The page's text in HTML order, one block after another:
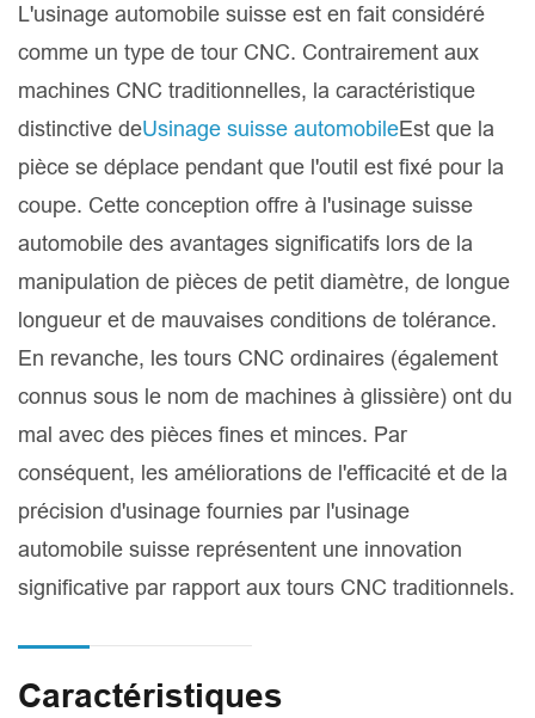
L'usinage automobile suisse est en fait considéré
comme un type de tour CNC. Contrairement aux
machines CNC traditionnelles, la caractéristique
distinctive deUsinage suisse automobileEst que la
pièce se déplace pendant que l'outil est fixé pour la
coupe. Cette conception offre à l'usinage suisse
automobile des avantages significatifs lors de la
manipulation de pièces de petit diamètre, de longue
longueur et de mauvaises conditions de tolérance.
En revanche, les tours CNC ordinaires (également
connus sous le nom de machines à glissière) ont du
mal avec des pièces fines et minces. Par
conséquent, les améliorations de l'efficacité et de la
précision d'usinage fournies par l'usinage
automobile suisse représentent une innovation
significative par rapport aux tours CNC traditionnels.
Caractéristiques